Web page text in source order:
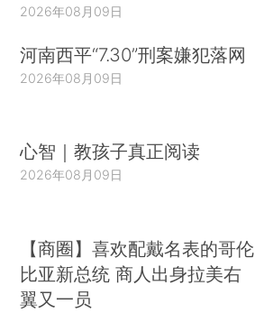
2026年08月09日
河南西平“7.30”刑案嫌犯落网
2026年08月09日
心智｜教孩子真正阅读
2026年08月09日
【商圈】喜欢配戴名表的哥伦
比亚新总统 商人出身拉美右
翼又一员